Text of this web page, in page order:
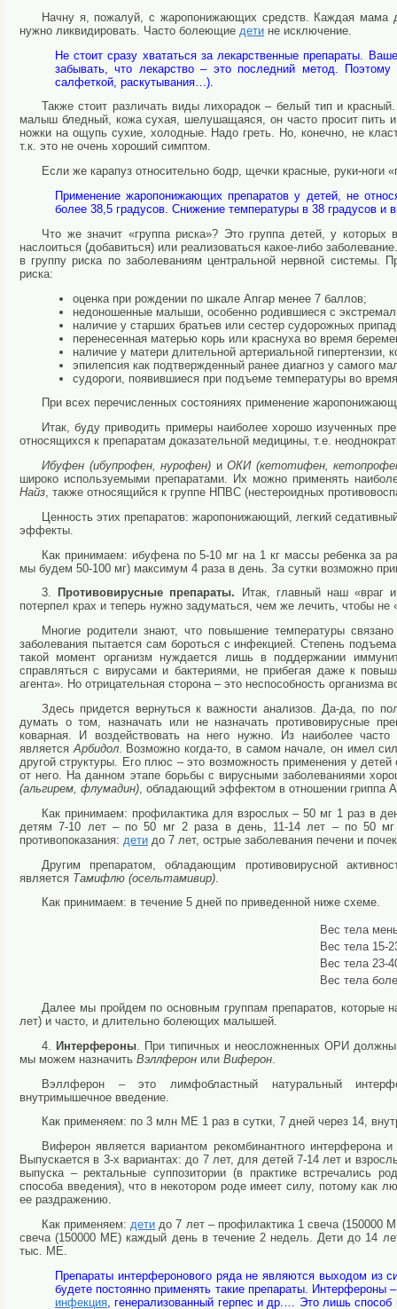
Начну я, пожалуй, с жаропонижающих средств. Каждая мама
нужно ликвидировать. Часто болеющие дети не исключение.
Не стоит сразу хвататься за лекарственные препараты.
забывать, что лекарство – это последний метод.
салфеткой, раскутывания…).
Также стоит различать виды лихорадок – белый тип и
малыш бледный, кожа сухая, шелушащаяся, он часто просит пить
ножки на ощупь сухие, холодные. Надо греть. Но, конечно, не
т.к. это не очень хороший симптом.
Если же карапуз относительно бодр, щечки красные, руки-
Применение жаропонижающих препаратов у детей, не
более 38,5 градусов. Снижение температуры в 38 градусов и
Что же значит «группа риска»? Это группа детей, у
наслоиться (добавиться) или реализоваться какое-либо
в группу риска по заболеваниям центральной нервной системы.
риска:
оценка при рождении по шкале Апгар менее 7 баллов;
недоношенные малыши, особенно родившиеся с
наличие у старших братьев или сестер судорожных
перенесенная матерью корь или краснуха во время
наличие у матери длительной артериальной гипертензии,
эпилепсия как подтвержденный ранее диагноз у самого
судороги, появившиеся при подъеме температуры во
При всех перечисленных состояниях применение
Итак, буду приводить примеры наиболее хорошо изученных
относящихся к препаратам доказательной медицины, т.е.
Ибуфен (ибупрофен, нурофен) иОКИ (кетотифен,
широко используемыми препаратами. Их можно применять
Найз, также относящийся к группе НПВС (нестероидных
Ценность этих препаратов: жаропонижающий, легкий
эффекты.
Как принимаем: ибуфена по 5-10 мг на 1 кг массы ребенка за
мы будем 50-100 мг) максимум 4 раза в день. За сутки возможно
3.
Противовирусные препараты. Итак, главный наш «враг
потерпел крах и теперь нужно задуматься, чем же лечить, чтобы не
Многие родители знают, что повышение температуры
заболевания пытается сам бороться с инфекцией. Степень
такой момент организм нуждается лишь в поддержании
справляться с вирусами и бактериями, не прибегая даже к
агента». Но отрицательная сторона – это неспособность организма
Здесь придется вернуться к важности анализов. Да-да, по
думать о том, назначать или не назначать противовирусные
коварная. И воздействовать на него нужно. Из наиболее часто
является Арбидол. Возможно когда-то, в самом начале, он имел
другой структуры. Его плюс – это возможность применения у
от него. На данном этапе борьбы с вирусными заболеваниями
(альгирем, флумадин) , обладающий эффектом в отношении гриппа
Как принимаем: профилактика для взрослых – 50 мг 1 раз в
детям 7-10 лет – по 50 мг 2 раза в день, 11-14 лет – по 50
противопоказания: дети до 7 лет, острые заболевания печени и
Другим препаратом, обладающим противовирусной
является Тамифлю (осельтамивир)
Как принимаем: в течение 5 дней по приведенной ниже схеме.
Вес тела
Вес тела 15-
Вес тела 23-
Вес тела
Далее мы пройдем по основным группам препаратов, которые
лет) и часто, и длительно болеющих малышей.
4.
Интерфероны. При типичных и неосложненных ОРИ
мы можем назначить Вэллферон или Виферон
Вэллферон – это лимфобластный натуральный
внутримышечное введение.
Как применяем: по 3 млн МЕ 1 раз в сутки, 7 дней через 14,
Виферон является вариантом рекомбинантного интерферона
Выпускается в 3-х вариантах: до 7 лет, для детей 7-14 лет и
выпуска – ректальные суппозитории (в практике встречались
способа введения), что в некотором роде имеет силу, потому как
ее раздражению.
Как применяем: дети до 7 лет – профилактика 1 свеча (150000
свеча (150000 МЕ) каждый день в течение 2 недель. Дети до 14
тыс. МЕ.
Препараты интерферонового ряда не являются выходом из
будете постоянно применять такие препараты. Интерфероны
инфекция , генерализованный герпес и др.… Это лишь